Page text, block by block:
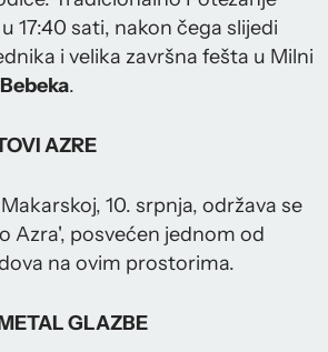
17:40 sati, nakon čega slijedi
i velika završna fešta u Milni
.
AZRE
10. srpnja, održava se
Azra', posvećen jednom od
na ovim prostorima.
GLAZBE